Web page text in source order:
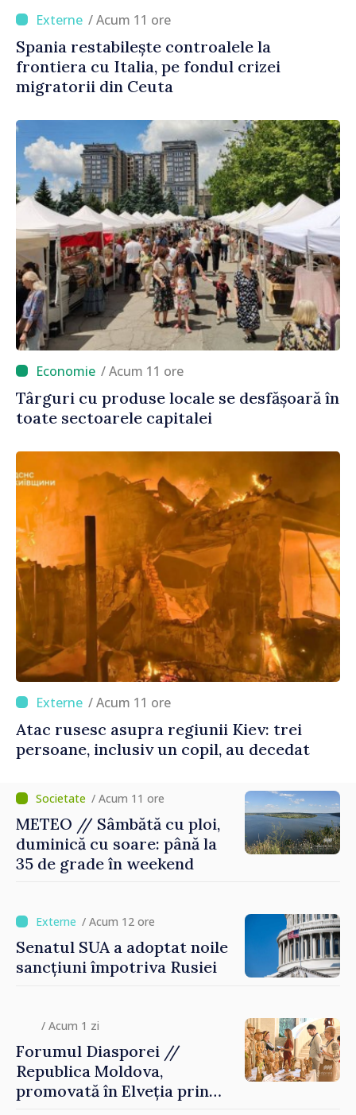
/ Acum 11 ore
Spania restabilește controalele la
frontiera cu Italia, pe fondul crizei
migratorii din Ceuta
/ Acum 11 ore
Târguri cu produse locale se desfășoară în
toate sectoarele capitalei
/ Acum 11 ore
Atac rusesc asupra regiunii Kiev: trei
persoane, inclusiv un copil, au decedat
/ Acum 11 ore
METEO // Sâmbătă cu ploi,
duminică cu soare: până la
35 de grade în weekend
/ Acum 12 ore
Senatul SUA a adoptat noile
sancțiuni împotriva Rusiei
/ Acum 1 zi
Forumul Diasporei //
Republica Moldova,
promovată în Elveția prin